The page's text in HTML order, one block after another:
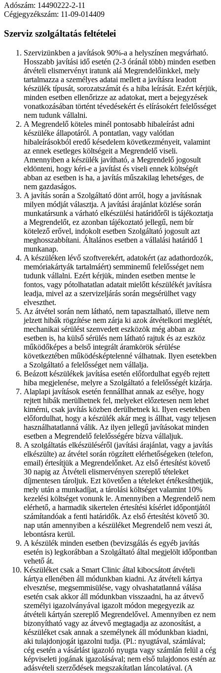
Adószám: 14490222-2-11
Cégjegyzékszám: 11-09-014409
Szerviz szolgáltatás feltételei
Szervizünkben a javítások 90%-a a helyszínen megvárható.
Hosszabb javítási idő esetén (2-3 óránál több) minden esetben
átvételi elismervényt iratunk alá Megrendelőinkkel, mely
tartalmazza a személyes adatai mellett a javításra leadott
készülék típusát, sorozatszámát és a hiba leírását. Ezért kérjük,
minden esetben ellenőrizze az adatokat, mert a bejegyzések
vonatkozásában történt tévedésekért és elírásokért felelősséget
nem tudunk vállalni.
A Megrendelő köteles minél pontosabb hibaleírást adni
készüléke állapotáról. A pontatlan, vagy valótlan
hibaleírásokból eredő késedelem következményeit, valamint
az ennek esetleges költségeit a Megrendelő viseli.
Amennyiben a készülék javítható, a Megrendelő jogosult
eldönteni, hogy kéri-e a javítást és viseli ennek költségét
abban az esetben is ha, a javítás műszakilag lehetséges, de
nem gazdaságos.
A javítás során a Szolgáltató dönt arról, hogy a javításnak
milyen módját választja. A javítási árajánlat közlése során
munkatársunk a várható elkészülési határidőről is tájékoztatja
a Megrendelőt, ez azonban tájékoztató jellegű, nem bír
kötelező erővel, indokolt esetben Szolgáltató jogosult azt
meghosszabbítani. Általános esetben a vállalási határidő 1
munkanap.
A készüléken lévő szoftverekért, adatokért (az adathordozók,
memóriakártyák tartalmáért) semminemű felelősséget nem
tudunk vállalni. Ezért kérjük, minden esetben mentse le
fontos, vagy pótolhatatlan adatait mielőtt készülékét javításra
leadja, mivel az a szervizeljárás során megsérülhet vagy
elveszthet.
Az átvétel során nem látható, nem tapasztalható, illetve nem
jelzett hibák rögzítése nem zárja ki azok átvételkori meglétét,
mechanikai sérülést szenvedett eszközök még abban az
esetben is, ha külső sérülés nem látható rajtuk és az eszköz
működőképes a belső integrált áramkörök sérülése
következtében működésképtelenné válhatnak. Ilyen esetekben
a Szolgáltató a felelősséget nem vállalja.
Beázott készülékek javítása esetén előfordulhat egyéb rejtett
hiba megjelenése, melyre a Szolgáltató a felelősségét kizárja.
Alaplapi javítások esetén fennállhat annak az esélye, hogy
rejtett hibák merülhetnek fel, melyeket előzetesen nem lehet
kimérni, csak javítás közben derülhetnek ki. Ilyen esetekben
előfordulhat, hogy a készülék akár meg is állhat, vagy teljesen
használhatatlanná válik. Az ilyen jellegű javításokat minden
esetben a Megrendelő felelősségére bízva vállaljuk.
A szolgáltatás elkészüléséről (javítási árajánlat, vagy a javítás
elkészülte) az átvétel során rögzített elérhetőségeken (telefon,
email) értesítjük a Megrendelőnket. Az első értesítést követő
30 napig az Átvételi elismervényen szereplő tételeket
díjmentesen tároljuk. Ezt követően a tételeket értékesíthetjük,
mely után a munkadíjat, a tárolási költséget valamint 10%
kezelési költséget vonunk le. Amennyiben a Megrendelő nem
elérhető, a harmadik sikertelen értesítési kísérlet időpontjától
számítandóak a fenti határidők. Az első értesítést követő 30.
nap után amennyiben a készüléket Megrendelő nem veszi át,
lebontásra kerül.
A készülék minden esetben (bevizsgálás és egyéb javítás
esetén is) legkorábban a Szolgáltató által megjelölt időpontban
vehető át.
Készüléket csak a Smart Clinic által kibocsátott átvételi
kártya ellenében áll módunkban kiadni. Az átvételi kártya
elvesztése, megsemmisülése, vagy olvashatatlanná válása
esetén csak akkor áll módunkban visszaadni, ha az átvevő
személyi igazolványával igazolt módon megegyezik az
átvételi kártyán szereplő Megrendelővel. Amennyiben ez nem
bizonyítható vagy az átvevő megtagadja az azonosítást, a
készüléket csak annak a személynek áll módunkban kiadni,
aki tulajdonjogát igazolni tudja. (Pl.: nyugtával, számlával;
cég esetén a vásárlást igazoló nyugta vagy számlán felül a cég
képviseleti jogának igazolásával; nem első tulajdonos estén az
adásvételi szerződések megszakítatlan láncolatával. (A